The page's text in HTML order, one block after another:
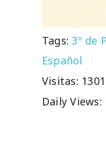
Tags:3º de
Español
Visitas:
Daily Views: